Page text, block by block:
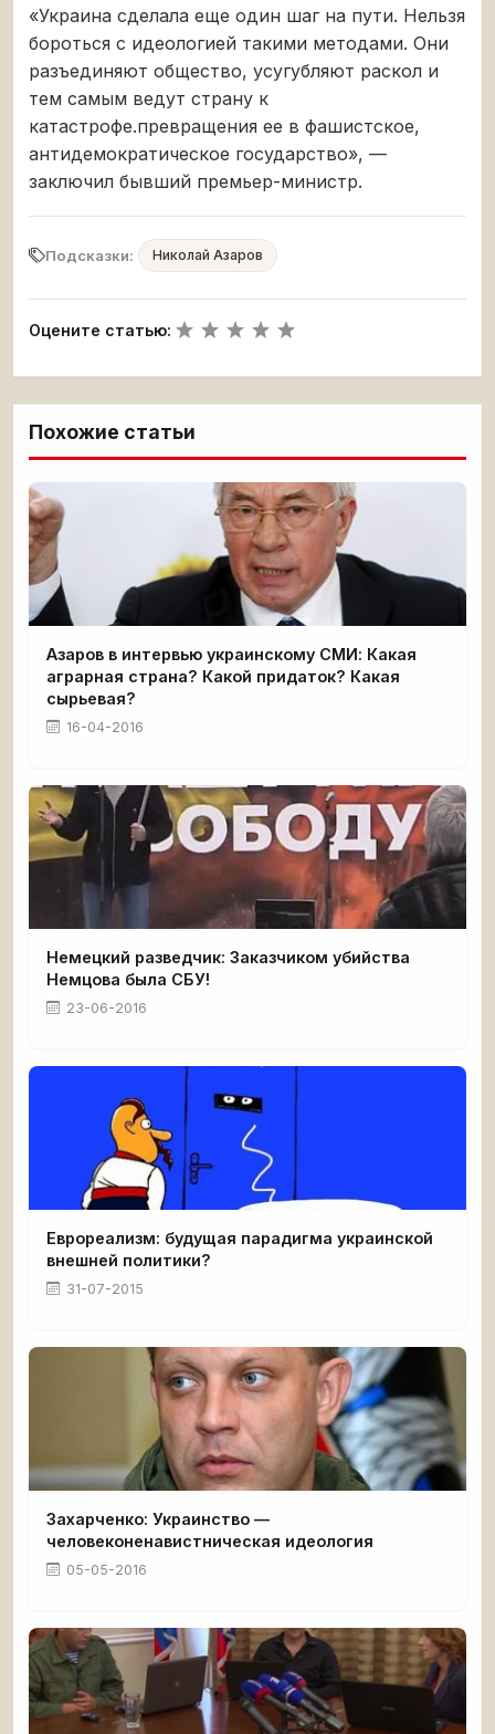
«Украина сделала еще один шаг на пути. Нельзя
бороться с идеологией такими методами. Они
разъединяют общество, усугубляют раскол и
тем самым ведут страну к
катастрофе.превращения ее в фашистское,
антидемократическое государство», —
заключил бывший премьер-министр.
Подсказки: Николай Азаров
Оцените статью:
Похожие статьи
Азаров в интервью украинскому СМИ: Какая
аграрная страна? Какой придаток? Какая
сырьевая?
16-04-2016
Немецкий разведчик: Заказчиком убийства
Немцова была СБУ!
23-06-2016
Еврореализм: будущая парадигма украинской
внешней политики?
31-07-2015
Захарченко: Украинство —
человеконенавистническая идеология
05-05-2016